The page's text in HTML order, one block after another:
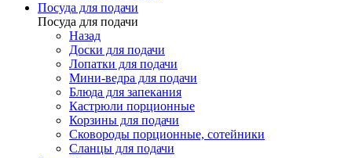
Посуда для подачи
Посуда для подачи
Назад
Доски для подачи
Лопатки для подачи
Мини-ведра для подачи
Блюда для запекания
Кастрюли порционные
Корзины для подачи
Сковороды порционные, сотейники
Сланцы для подачи